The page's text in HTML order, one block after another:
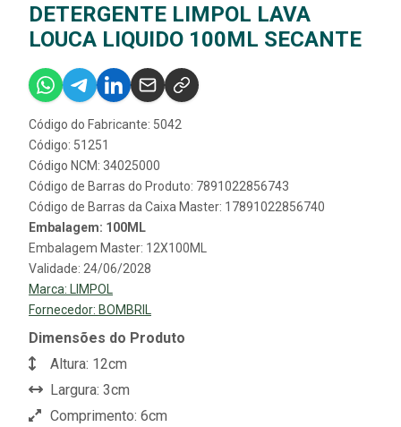
DETERGENTE LIMPOL LAVA
LOUCA LIQUIDO 100ML SECANTE
Código do Fabricante: 5042
Código: 51251
Código NCM: 34025000
Código de Barras do Produto: 7891022856743
Código de Barras da Caixa Master: 17891022856740
Embalagem: 100ML
Embalagem Master: 12X100ML
Validade: 24/06/2028
Marca:
LIMPOL
Fornecedor: BOMBRIL
Dimensões do Produto
Altura: 12cm
Largura: 3cm
Comprimento: 6cm